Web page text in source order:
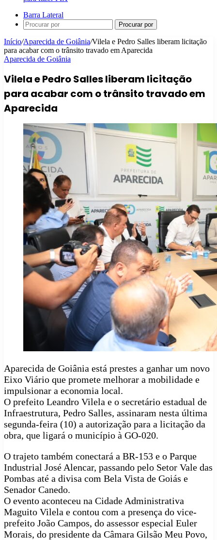
Barra Lateral
Procurar por
Início/Aparecida de Goiânia/Vilela e Pedro Salles liberam licitação
para acabar com o trânsito travado em Aparecida
Aparecida de Goiânia
Vilela e Pedro Salles liberam licitação
para acabar com o trânsito travado em
Aparecida
Aparecida de Goiânia está prestes a ganhar um novo
Eixo Viário que promete melhorar a mobilidade e
impulsionar a economia local.
O prefeito Leandro Vilela e o secretário estadual de
Infraestrutura, Pedro Salles, assinaram nesta última
segunda-feira (10) a autorização para a licitação da
obra, que ligará o município à GO-020.
O trajeto também conectará a BR-153 e o Parque
Industrial José Alencar, passando pelo Setor Vale das
Pombas até a divisa com Bela Vista de Goiás e
Senador Canedo.
O evento aconteceu na Cidade Administrativa
Maguito Vilela e contou com a presença do vice-
prefeito João Campos, do assessor especial Euler
Morais, do presidente da Câmara Gilsão Meu Povo,